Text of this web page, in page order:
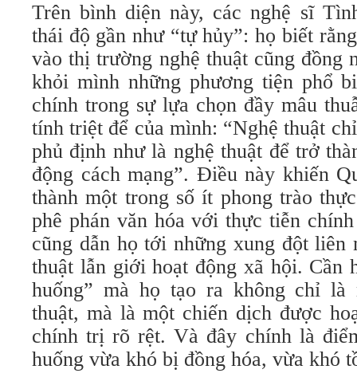
Trên bình diện này, các nghệ sĩ
thái độ gần như “tự hủy”: họ biết
vào thị trường nghệ thuật cũng đồng
khỏi mình những phương tiện phổ
chính trong sự lựa chọn đầy mâu
tính triệt để của mình: “Nghệ thuật
phủ định như là nghệ thuật để trở
động cách mạng”. Điều này khiến
thành một trong số ít phong trào
phê phán văn hóa với thực tiễn
cũng dẫn họ tới những xung đột
thuật lẫn giới hoạt động xã hội. Cần
huống” mà họ tạo ra không chỉ là
thuật, mà là một chiến dịch được
chính trị rõ rệt. Và đây chính là
huống vừa khó bị đồng hóa, vừa khó